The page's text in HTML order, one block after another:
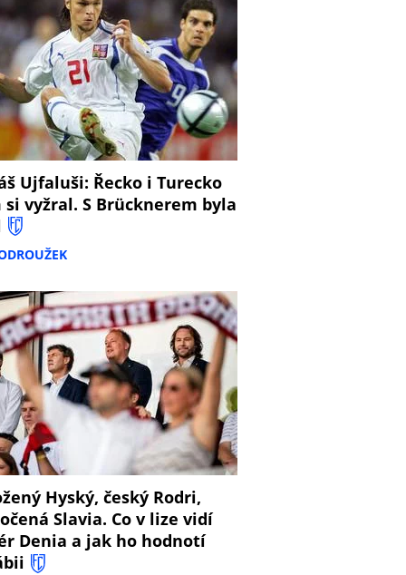
Ujfaluši: Řecko i Turecko
si vyžral. S Brücknerem byla
Hyský, český Rodri,
Slavia. Co v lize vidí
Denia a jak ho hodnotí